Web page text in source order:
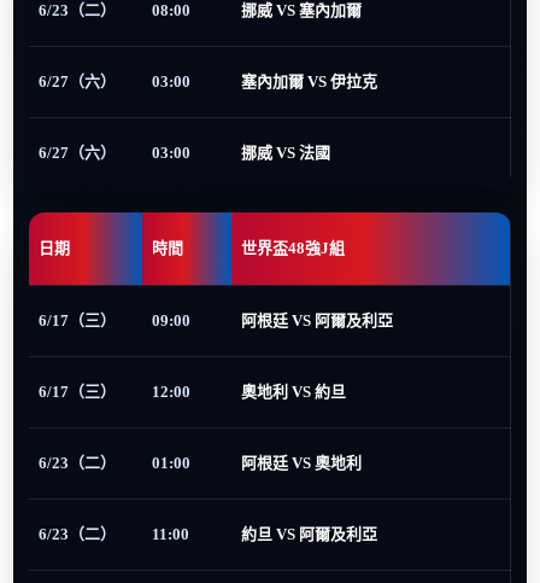
6/23（二） 08:00 挪威 VS 塞內加爾
6/27（六） 03:00 塞內加爾 VS 伊拉克
6/27（六） 03:00 挪威 VS 法國
日期 時間 世界盃48強J組
6/17（三） 09:00 阿根廷 VS 阿爾及利亞
6/17（三） 12:00 奧地利 VS 約旦
6/23（二） 01:00 阿根廷 VS 奧地利
6/23（二） 11:00 約旦 VS 阿爾及利亞